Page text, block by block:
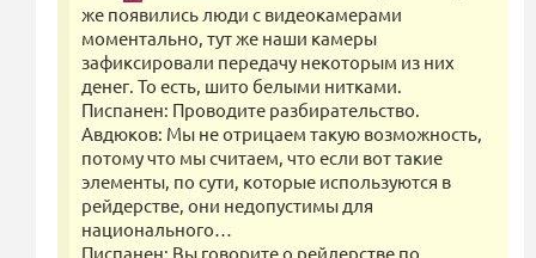
же появились люди с видеокамерами
моментально, тут же наши камеры
зафиксировали передачу некоторым из них
денег. То есть, шито белыми нитками.
Писпанен: Проводите разбирательство.
Авдюков: Мы не отрицаем такую возможность,
потому что мы считаем, что если вот такие
элементы, по сути, которые используются в
рейдерстве, они недопустимы для
национального…
Писпанен: Вы говорите о рейдерстве по